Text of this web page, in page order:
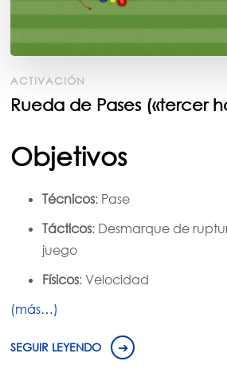
ACTIVACIÓN
Rueda de Pases («tercer
Objetivos
Técnicos: Pase
Tácticos: Desmarque de
juego
Físicos: Velocidad
(más…)
SEGUIR LEYENDO